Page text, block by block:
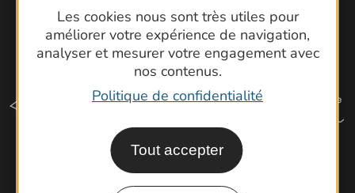
Les cookies nous sont très utiles pour
améliorer votre expérience de navigation,
analyser et mesurer votre engagement avec
nos contenus.
Politique de confidentialité
Tout accepter
Comment venir ?